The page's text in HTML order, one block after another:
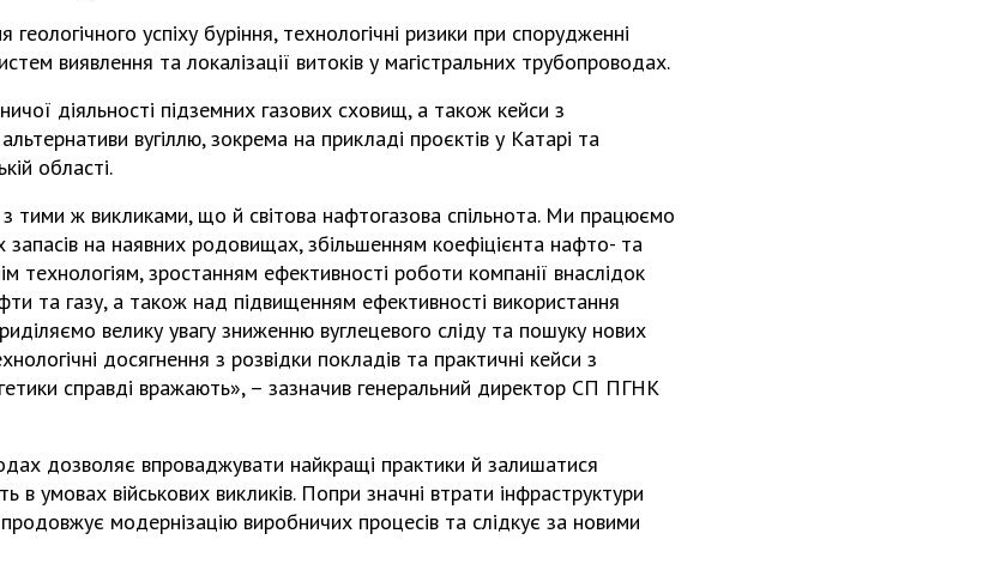
геологічного успіху буріння, технологічні ризики при спорудженні
виявлення та локалізації витоків у магістральних трубопроводах.
діяльності підземних газових сховищ, а також кейси з
вугіллю, зокрема на прикладі проєктів у Катарі та
області.
з тими ж викликами, що й світова нафтогазова спільнота. Ми працюємо
на наявних родовищах, збільшенням коефіцієнта нафто- та
технологіям, зростанням ефективності роботи компанії внаслідок
та газу, а також над підвищенням ефективності використання
велику увагу зниженню вуглецевого сліду та пошуку нових
досягнення з розвідки покладів та практичні кейси з
справді вражають», – зазначив генеральний директор СП ПГНК
дозволяє впроваджувати найкращі практики й залишатися
в умовах військових викликів. Попри значні втрати інфраструктури
модернізацію виробничих процесів та слідкує за новими